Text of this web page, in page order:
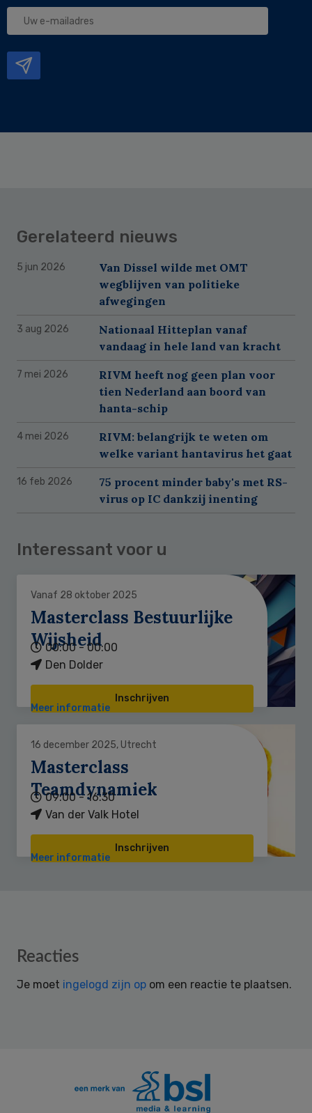
Uw
Gerelateerd nieuws
5 jun 2026
Van Dissel wilde met OMT
wegblijven van politieke
afwegingen
3 aug 2026
Nationaal Hitteplan vanaf
vandaag in hele land van kracht
7 mei 2026
RIVM heeft nog geen plan voor
tien Nederland aan boord van
hanta-schip
4 mei 2026
RIVM: belangrijk te weten om
welke variant hantavirus het gaat
16 feb 2026
75 procent minder baby's met RS-
virus op IC dankzij inenting
Interessant voor u
Vanaf 28 oktober 2025
Masterclass Bestuurlijke
Wijsheid
00:00 - 00:00
Den Dolder
Inschrijven
Meer informatie
16 december 2025, Utrecht
Masterclass
Teamdynamiek
09:00 - 16:30
Van der Valk Hotel
Inschrijven
Meer informatie
Reader
Reacties
Je moet ingelogd zijn op om een reactie te plaatsen.